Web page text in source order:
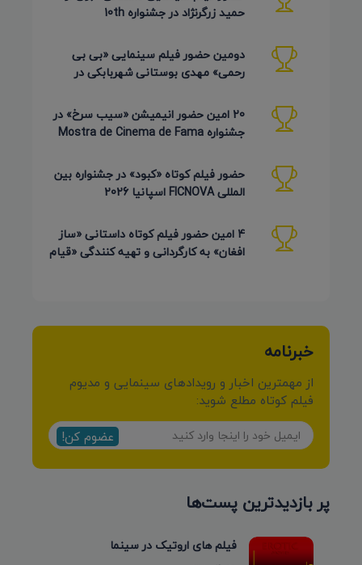
حمید زرگرنژاد در جشنواره 10th
دومین حضور فیلم سینمایی «بی بی
رحمی» مهدی بوستانی شهربابکی در
20 امین حضور انیمیشن «سیب سرخ» در
جشنواره Mostra de Cinema de Fama
حضور فیلم کوتاه «کبود» در جشنواره بین
المللی FICNOVA اسپانیا 2026
4 امین حضور فیلم کوتاه داستانی «ساز
افغان» به کارگردانی و تهیه کنندگی «قیام
خبرنامه
از مهمترین اخبار و رویدادهای سینمایی و مدیوم
فیلم کوتاه مطلع شوید:
عضوم کن!
پر بازدیدترین پست‌ها
فیلم های اروتیک در سینما